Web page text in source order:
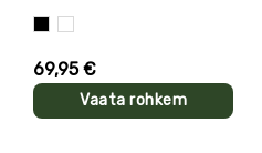
69,95 €
Vaata rohkem